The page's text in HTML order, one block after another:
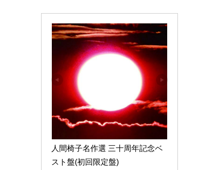
人間椅子名作選 三十周年記念ベ
スト盤(初回限定盤)